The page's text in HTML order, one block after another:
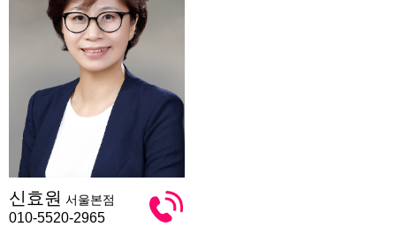
효
원
신효원 서울본점
010-5520-2965